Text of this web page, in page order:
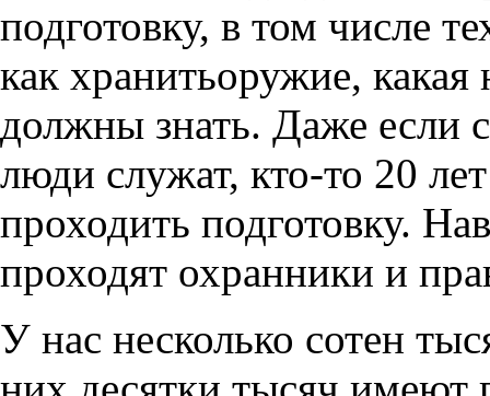
подготовку, в том числе
как хранитьоружие, какая
должны знать. Даже если
люди служат, кто-то 20
проходить подготовку.
проходят охранники и
У нас несколько сотен